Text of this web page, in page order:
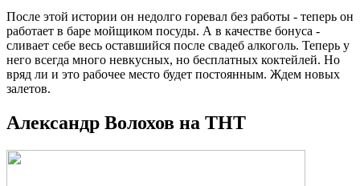
После этой истории он недолго горевал без работы - теперь он
работает в баре мойщиком посуды. А в качестве бонуса -
сливает себе весь оставшийся после свадеб алкоголь. Теперь у
него всегда много невкусных, но бесплатных коктейлей. Но
вряд ли и это рабочее место будет постоянным. Ждем новых
залетов.
Александр Волохов на ТНТ